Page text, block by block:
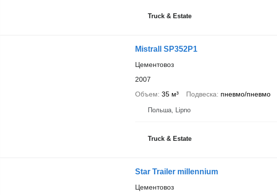
Truck & Estate
Mistrall SP352P1
Цементовоз
2007
Объем 35 м³ Подвеска пневмо/пневмо
Польша, Lipno
Truck & Estate
Star Trailer millennium
Цементовоз